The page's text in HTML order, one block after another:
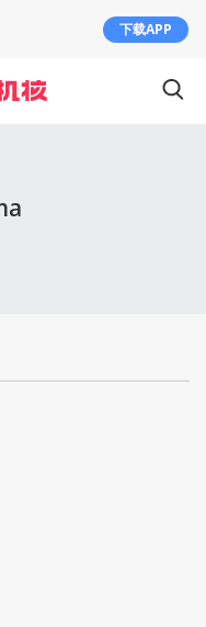
下载APP